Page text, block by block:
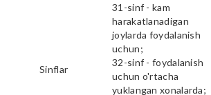
Sinflar
31-sinf - kam
harakatlanadigan
joylarda foydalanish
uchun;
32-sinf - foydalanish
uchun o'rtacha
yuklangan xonalarda;